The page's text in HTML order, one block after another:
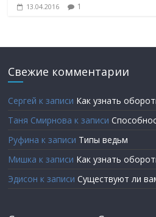
13.04.2016 1
Свежие комментарии
Сергей к записи Как узнать
Таня Смирнова к записи
Руфина к записи Типы ведьм
Мишка к записи Как узнать
Эдисон к записиСуществуют ли